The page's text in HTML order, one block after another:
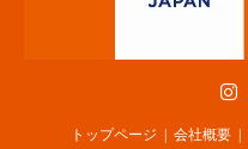
トップページ 会社概要